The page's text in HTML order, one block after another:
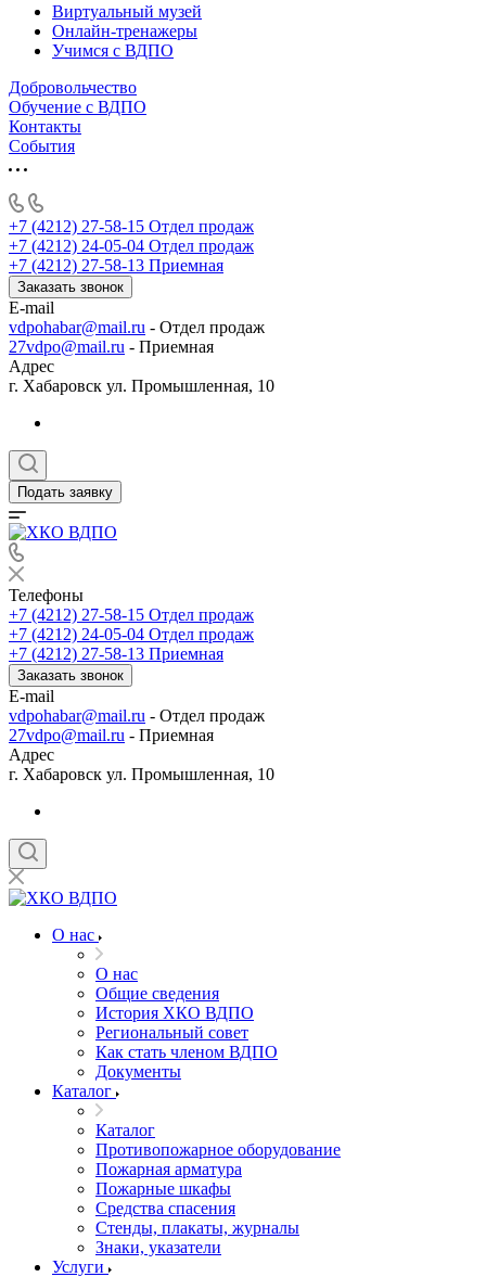
Виртуальный музей
Онлайн-тренажеры
Учимся с ВДПО
Добровольчество
Обучение с ВДПО
Контакты
События
+7 (4212) 27-58-15 Отдел продаж
+7 (4212) 24-05-04 Отдел продаж
+7 (4212) 27-58-13 Приемная
Заказать звонок
E-mail
vdpohabar@mail.ru - Отдел продаж
27vdpo@mail.ru - Приемная
Адрес
г. Хабаровск ул. Промышленная, 10
Подать заявку
Телефоны
+7 (4212) 27-58-15 Отдел продаж
+7 (4212) 24-05-04 Отдел продаж
+7 (4212) 27-58-13 Приемная
Заказать звонок
E-mail
vdpohabar@mail.ru - Отдел продаж
27vdpo@mail.ru - Приемная
Адрес
г. Хабаровск ул. Промышленная, 10
О нас
О нас
Общие сведения
История ХКО ВДПО
Региональный совет
Как стать членом ВДПО
Документы
Каталог
Каталог
Противопожарное оборудование
Пожарная арматура
Пожарные шкафы
Средства спасения
Стенды, плакаты, журналы
Знаки, указатели
Услуги